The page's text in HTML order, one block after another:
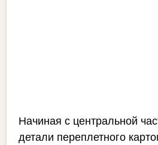
Начиная с центральной
детали переплетного